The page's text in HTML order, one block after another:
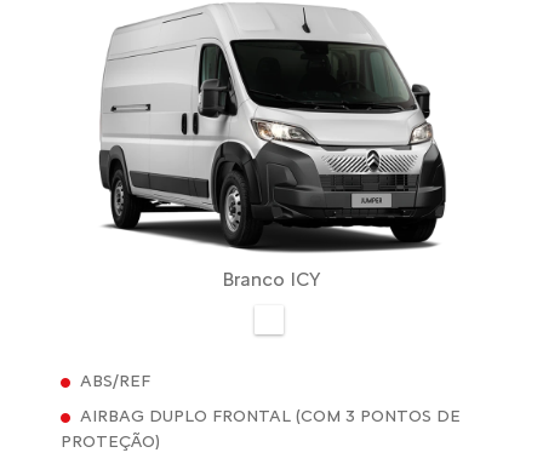
Branco ICY
ABS/REF
AIRBAG DUPLO FRONTAL (COM 3 PONTOS DE
PROTEÇÃO)